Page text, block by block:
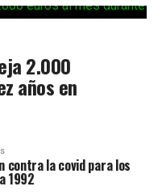
2.000
años en
contra la covid para los
1992